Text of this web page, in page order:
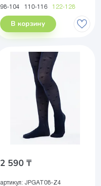
98-104 110-116 122-128
В корзину
2 590 ₸
артикул: JPGAT08-Z4